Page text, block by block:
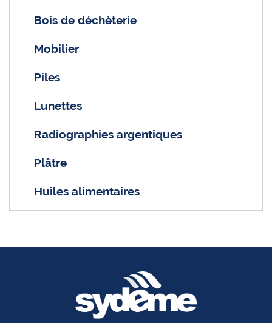
Bois de déchèterie
Mobilier
Piles
Lunettes
Radiographies argentiques
Plâtre
Huiles alimentaires